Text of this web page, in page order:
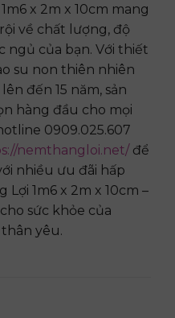
x 2m x 10cm mang
về chất lượng, độ
ngủ của bạn. Với thiết
su non thiên nhiên
đến 15 năm, sản
hàng đầu cho mọi
0909.025.607
nemthangloi.net/để
nhiều ưu đãi hấp
Lợi 1m6 x 2m x 10cm –
sức khỏe của
yêu.